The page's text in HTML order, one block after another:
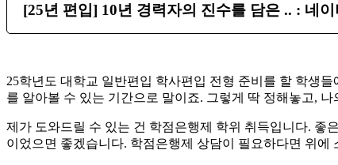
[25년 편입] 10년 경력자의 진수를 담은 .. : 네
25학년도 대학교 일반편입 학사편입 전형 준비를 할 학생
를 알아볼 수 있는 기간으로 말이죠. 그렇게 딱 정해놓고,
제가 도와드릴 수 있는 건 학점은행제 학위 취득입니다. 좋
이었으면 좋겠습니다. 학점은행제 상담이 필요하다면 위에